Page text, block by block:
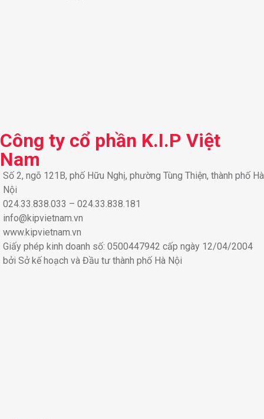
Công ty cổ phần K.I.P Việt
Nam
Số 2, ngõ 121B, phố Hữu Nghị, phường Tùng Thiện, thành phố Hà
Nội
024.33.838.033 – 024.33.838.181
info@kipvietnam.vn
www.kipvietnam.vn
Giấy phép kinh doanh số: 0500447942 cấp ngày 12/04/2004
bởi Sở kế hoạch và Đầu tư thành phố Hà Nội